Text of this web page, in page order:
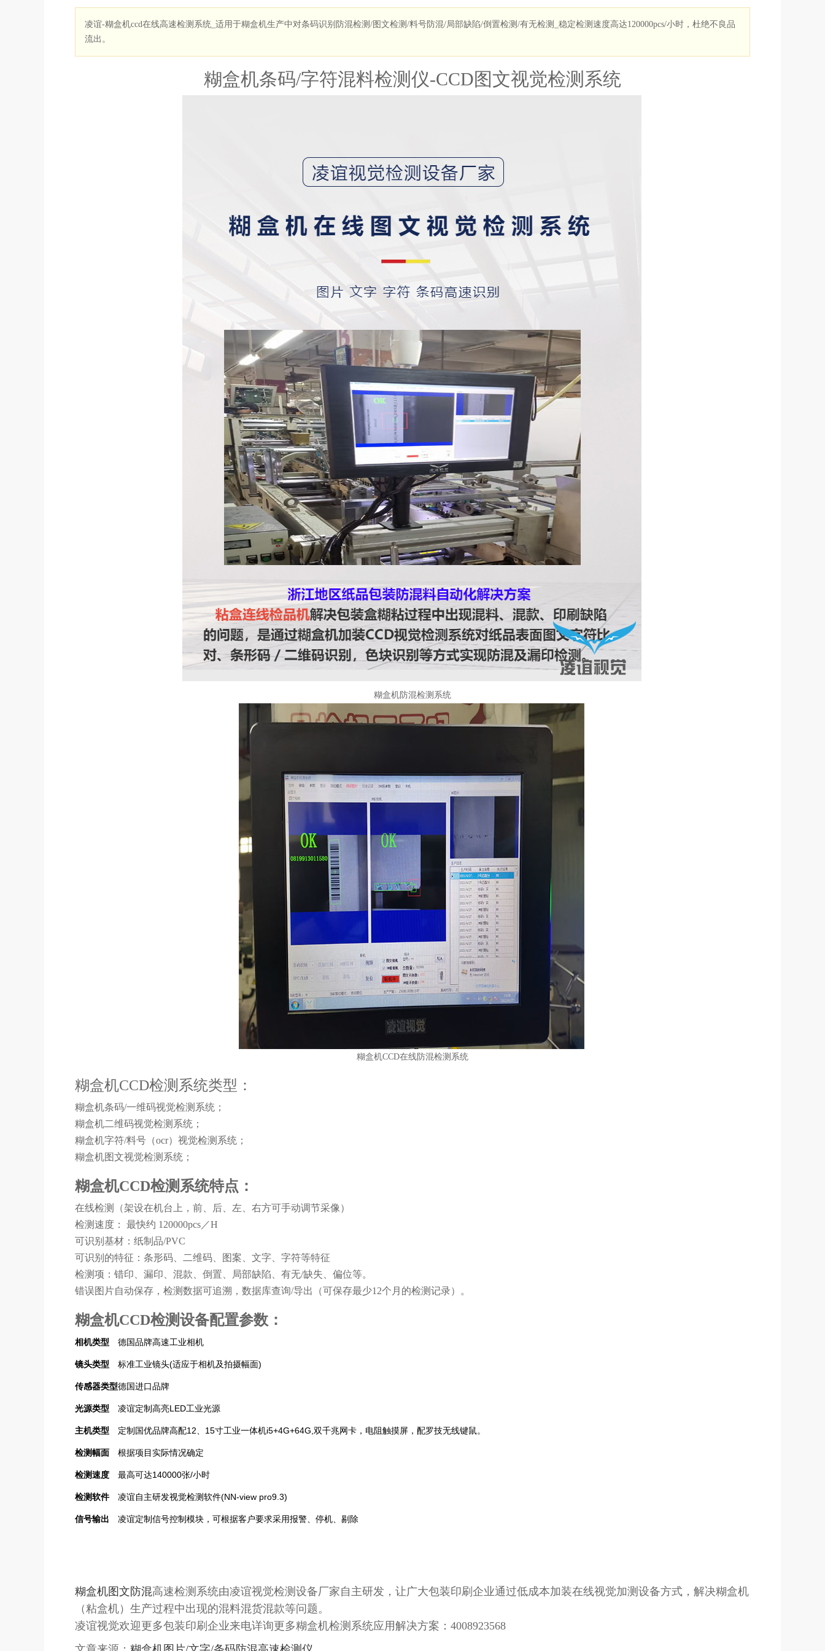
凌谊-糊盒机ccd在线高速检测系统_适用于糊盒机生产中对条码识别防混检测/图文检测/料号防混/局部缺陷/倒置检测/有无检测_稳定检测速度高达120000pcs/小时，杜绝不良品
流出。
糊盒机条码/字符混料检测仪-CCD图文视觉检测系统
糊盒机防混检测系统
糊盒机CCD在线防混检测系统
糊盒机CCD检测系统类型：
糊盒机条码/一维码视觉检测系统；
糊盒机二维码视觉检测系统；
糊盒机字符/料号（ocr）视觉检测系统；
糊盒机图文视觉检测系统；
糊盒机CCD检测系统特点：
在线检测（架设在机台上，前、后、左、右方可手动调节采像）
检测速度： 最快约 120000pcs／H
可识别基材：纸制品/PVC
可识别的特征：条形码、二维码、图案、文字、字符等特征
检测项：错印、漏印、混款、倒置、局部缺陷、有无/缺失、偏位等。
错误图片自动保存，检测数据可追溯，数据库查询/导出（可保存最少12个月的检测记录）。
糊盒机CCD检测设备配置参数：
相机类型 德国品牌高速工业相机
镜头类型 标准工业镜头(适应于相机及拍摄幅面)
传感器类型德国进口品牌
光源类型 凌谊定制高亮LED工业光源
主机类型 定制国优品牌高配12、15寸工业一体机i5+4G+64G,双千兆网卡，电阻触摸屏，配罗技无线键鼠。
检测幅面 根据项目实际情况确定
检测速度 最高可达140000张/小时
检测软件 凌谊自主研发视觉检测软件(NN-view pro9.3)
信号输出 凌谊定制信号控制模块，可根据客户要求采用报警、停机、剔除
糊盒机图文防混高速检测系统由凌谊视觉检测设备厂家自主研发，让广大包装印刷企业通过低成本加装在线视觉加测设备方式，解决糊盒机
（粘盒机）生产过程中出现的混料混货混款等问题。
凌谊视觉欢迎更多包装印刷企业来电详询更多糊盒机检测系统应用解决方案：4008923568